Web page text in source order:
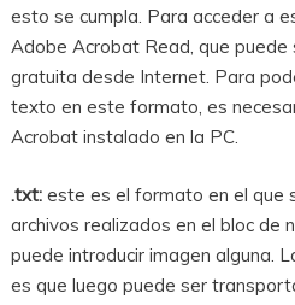
esto se cumpla. Para acceder a
Adobe Acrobat Read, que
gratuita desde Internet. Para
texto en este formato, es
Acrobat instalado en la PC.
.txt: este es el formato en el que
archivos realizados en el bloc de
puede introducir imagen alguna.
es que luego puede ser